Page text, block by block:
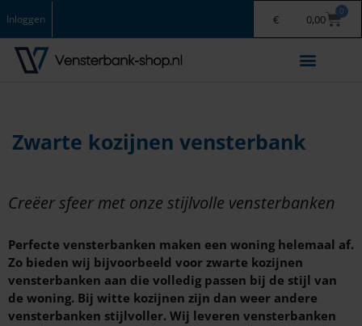
Inloggen € 0,00
0
Zwarte kozijnen vensterbank
Creëer sfeer met onze stijlvolle vensterbanken
Perfecte vensterbanken maken een woning helemaal af.
Zo bieden wij bijvoorbeeld voor zwarte kozijnen
vensterbanken aan die volledig passen bij de stijl van
de woning. Bij witte kozijnen zijn dan weer andere
vensterbanken stijlvoller. Wij leveren vensterbanken